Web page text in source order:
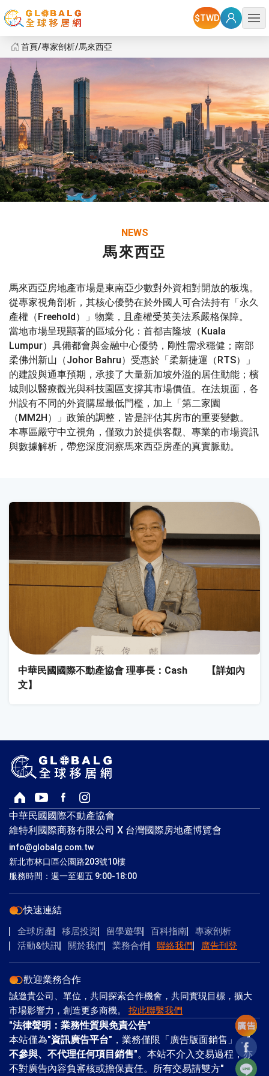
選單
首頁 專家剖析 馬來西亞
NEWS
馬來西亞
馬來西亞房地產市場是東南亞少數對外資相對開放的板塊。
從專家視角剖析，其核心優勢在於外國人可合法持有「永久
產權（Freehold）」物業，且產權受英美法系嚴格保障。
當地市場呈現顯著的區域分化：首都吉隆坡（Kuala
Lumpur）具備都會與金融中心優勢，剛性需求穩健；南部
柔佛州新山（Johor Bahru）受惠於「柔新捷運（RTS）」
的建設與通車預期，承接了大量新加坡外溢的居住動能；檳
城則以醫療觀光與科技園區支撐其市場價值。在法規面，各
州設有不同的外資購屋最低門檻，加上「第二家園
（MM2H）」政策的調整，皆是評估其房市的重要變數。
本專區嚴守中立視角，僅致力於提供客觀、專業的市場資訊
與數據解析，帶您深度洞察馬來西亞房產的真實脈動。
中華民國國際不動產協會 理事長：Cash 【詳如內
文】
Line
回首頁Youtube頻道
Facebook粉絲專頁
Instagram
中華民國國際不動產協會
維特利國際商務有限公司 X 台灣國際房地產博覽會
info@globalg.com.tw
新北市林口區公園路203號10樓
服務時間：週一至週五 9:00-18:00
快速連結
全球房產 移居投資 留學遊學 百科指南
專家剖析
活動&快訊
關於我們 業務合作 聯絡我們 廣告刊登
歡迎業務合作
誠邀貴公司、單位，共同探索合作機會，共同實現目標，擴大
市場影響力，創造更多商機。 按此聯繫我們
"法律聲明：業務性質與免責公告"
本站僅為"資訊廣告平台"，業務僅限「廣告版面銷售」，"
不參與、不代理任何項目銷售"。本站不介入交易過程，亦
不對廣告內容負審核或擔保責任。所有交易請雙方"